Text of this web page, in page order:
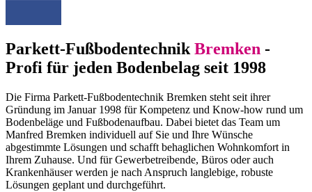
Parkett-FußbodentechnikBremken -
Profi für jeden Bodenbelag seit 1998
Die Firma Parkett-Fußbodentechnik Bremken steht seit ihrer
Gründung im Januar 1998 für Kompetenz und Know‐how rund um
Bodenbeläge und Fußbodenaufbau. Dabei bietet das Team um
Manfred Bremken individuell auf Sie und Ihre Wünsche
abgestimmte Lösungen und schafft behaglichen Wohnkomfort in
Ihrem Zuhause. Und für Gewerbetreibende, Büros oder auch
Krankenhäuser werden je nach Anspruch langlebige, robuste
Lösungen geplant und durchgeführt.